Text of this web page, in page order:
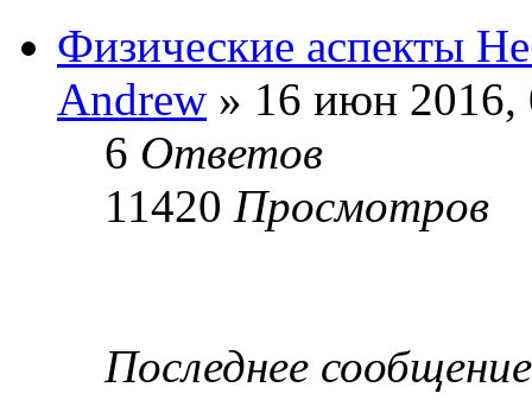
Физические аспекты
Andrew » 16 июн 2016,
6 Ответов
11420 Просмотров
Последнее